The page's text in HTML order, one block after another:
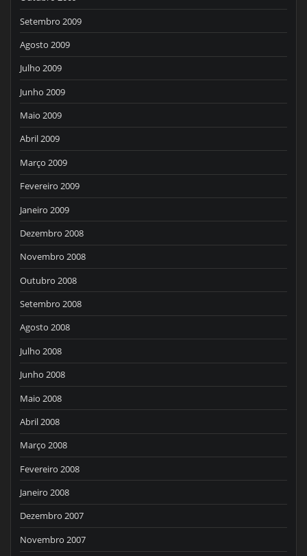
Setembro 2009
Agosto 2009
Julho 2009
Junho 2009
Maio 2009
Abril 2009
Março 2009
Fevereiro 2009
Janeiro 2009
Dezembro 2008
Novembro 2008
Outubro 2008
Setembro 2008
Agosto 2008
Julho 2008
Junho 2008
Maio 2008
Abril 2008
Março 2008
Fevereiro 2008
Janeiro 2008
Dezembro 2007
Novembro 2007